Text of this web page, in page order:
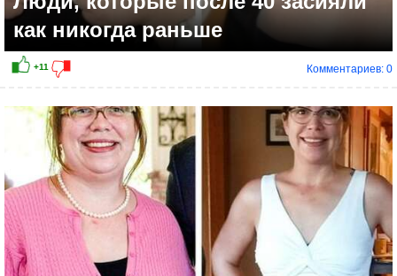
как никогда раньше
Комментариев: 0